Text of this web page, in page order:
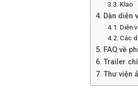
Klao
Dàn diễn
Diễn
Các
FAQ về
Trailer
Thư viện